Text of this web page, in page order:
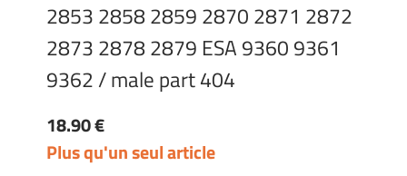
2853 2858 2859 2870 2871 2872
2873 2878 2879 ESA 9360 9361
9362 / male part 404
18.90 €
Plus qu'un seul article